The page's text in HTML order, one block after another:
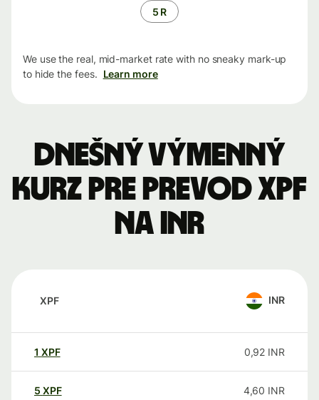
5 R
We use the real, mid-market rate with no sneaky mark-up
to hide the fees. Learn more
Dnešný výmenný
kurz pre prevod XPF
na INR
XPF INR
1 XPF 0,92 INR
5 XPF 4,60 INR